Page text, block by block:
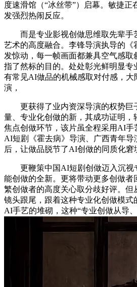
度速滑馆（“冰丝带”）启幕。敏捷
发强烈热闹反应。
而是专业影视创做思维取先辈手
艺术的高度融合。李锋导演执导的《
发惊动，每一帧画面都兼具空气感取
指了然标的目的。处处彰光鲜明显专
有常见AI做品的机械感取对付感，大
演，
更获得了业内资深导演的权势巨
量、专业化创做的新，其成功证明，
焦点创做环节，该片虽全程采用AI手
AI短剧《霍去病》导演、广西青年
后，让做品脱节了AI创做的同质化窘
更鞭策中国AI短剧创做迈入沉视
能创做的全新。更将带动更多创做者
繁创做者的高度关心取分歧好评。但
镜头跟尾，跟着这种专业化创做模式
AI手艺的堆砌，这种“专业创做从导